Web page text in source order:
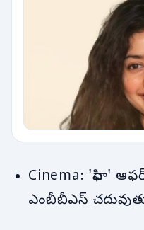
Cinema: 'ఫిదా'
ఎంబీబీఎస్